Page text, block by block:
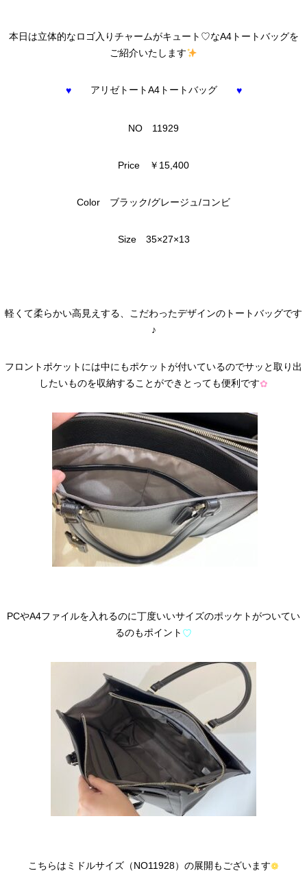
本日は立体的なロゴ入りチャームがキュート♡なA4トートバッグを
ご紹介いたします
♥アリゼトートA4トートバッグ ♥
NO 11929
Price ￥15,400
Color ブラック/グレージュ/コンビ
Size 35×27×13
軽くて柔らかい高見えする、こだわったデザインのトートバッグです
♪
フロントポケットには中にもポケットが付いているのでサッと取り出
したいものを収納することができとっても便利です✿
PCやA4ファイルを入れるのに丁度いいサイズのポッケトがついてい
るのもポイント ♡
こちらはミドルサイズ（NO11928）の展開もございます❁